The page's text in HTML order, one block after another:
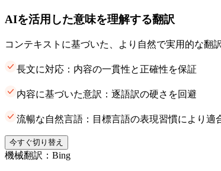
AIを活用した意味を理解する翻訳
コンテキストに基づいた、より自然で実用的な翻訳
長文に対応：内容の一貫性と正確性を保証
内容に基づいた意訳：逐語訳の硬さを回避
流暢な自然言語：目標言語の表現習慣により適
今すぐ切り替え
機械翻訳：Bing